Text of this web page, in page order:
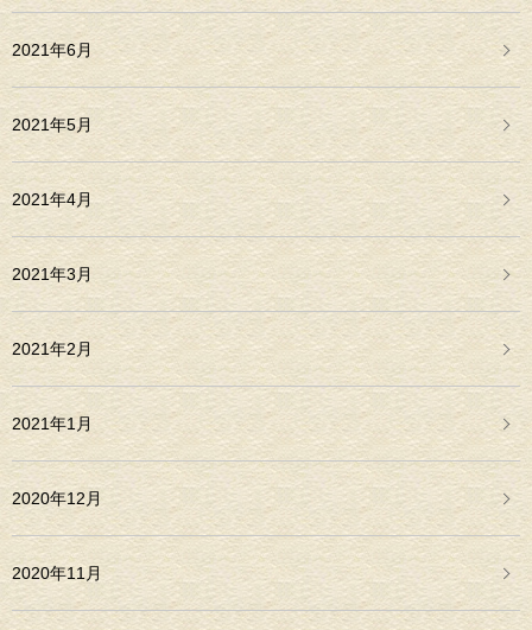
2021年6月
2021年5月
2021年4月
2021年3月
2021年2月
2021年1月
2020年12月
2020年11月